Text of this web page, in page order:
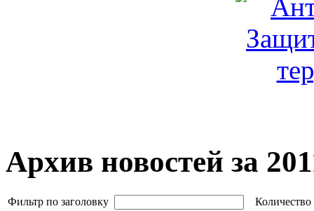
Архив новостей за
Фильтр по заголовку